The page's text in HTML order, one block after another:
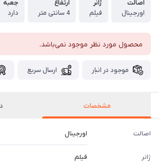
اصالت
اورجینال
ژانر
فیلم
ارتفاع
4 سانتی متر
جعبه
دارد
محصول مورد نظر موجود نمی‌باشد.
موجود در انبار ارسال سریع
مشخصات
اصالت اورجینال
ژانر فیلم